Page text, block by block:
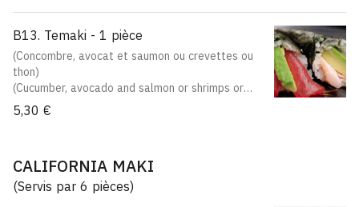
B13. Temaki - 1 pièce
(Concombre, avocat et saumon ou crevettes ou
thon)
(Cucumber, avocado and salmon or shrimps or
tuna)
5,30 €
CALIFORNIA MAKI
(Servis par 6 pièces)